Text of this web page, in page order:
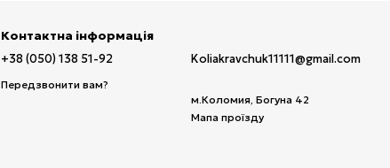
Контактна інформація
+38 (050) 138 51-92
Передзвонити вам?
Koliakravchuk11111@gmail.com
м.Коломия, Богуна 42
Мапа проїзду